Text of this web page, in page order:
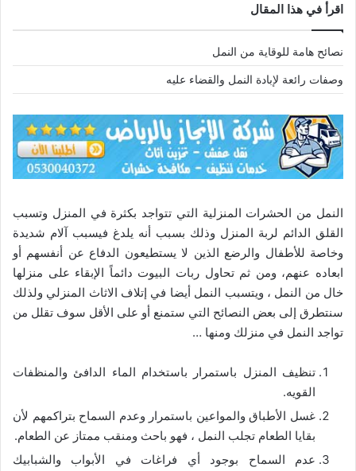
اقرأ في هذا المقال
نصائح هامة للوقاية من النمل
وصفات رائعة لإبادة النمل والقضاء عليه
النمل من الحشرات المنزلية التي تتواجد بكثرة في المنزل وتسبب
القلق الدائم لربة المنزل وذلك بسبب أنه يلدغ فيسبب آلام شديدة
وخاصة للأطفال والرضع الذين لا يستطيعون الدفاع عن أنفسهم أو
ابعاده عنهم، ومن ثم تحاول ربات البيوت دائماً الإبقاء على منزلها
خال من النمل ، ويتسبب النمل أيضا في إتلاف الاثاث المنزلي ولذلك
سنتطرق إلى بعض النصائح التي ستمنع أو على الأقل سوف تقلل من
تواجد النمل في منزلك ومنها …
تنظيف المنزل باستمرار باستخدام الماء الدافئ والمنظفات
القويه.
غسل الأطباق والمواعين باستمرار وعدم السماح بتراكمهم لأن
بقايا الطعام تجلب النمل ، فهو باحث ومنقب ممتاز عن الطعام.
عدم السماح بوجود أي فراغات في الأبواب والشبابيك